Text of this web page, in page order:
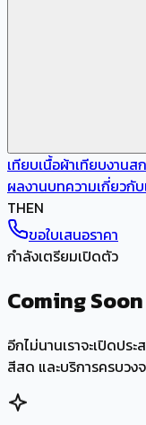
เทียบเนื้อผ้าเทียบงานส
ผลงานบทความเกี่ยวกับ
THEN
ขอใบเสนอราคา
กำลังเตรียมเปิดตัว
Coming Soon
อีกไม่นานเราจะเปิดป
สีสด และบริการครบวง